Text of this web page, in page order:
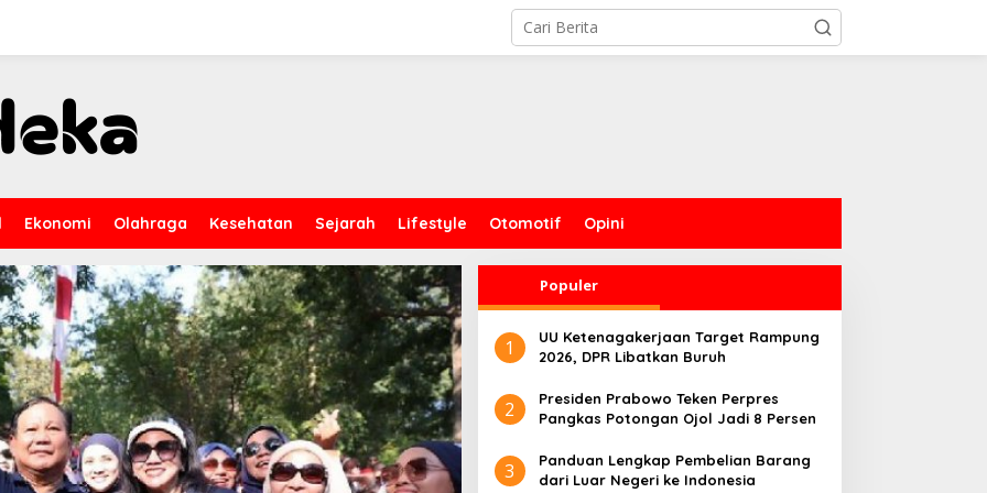
Ekonomi Olahraga Kesehatan Sejarah Lifestyle Otomotif Opini
Populer
1
UU Ketenagakerjaan Target Rampung
2026, DPR Libatkan Buruh
2
Presiden Prabowo Teken Perpres
Pangkas Potongan Ojol Jadi 8 Persen
3
Panduan Lengkap Pembelian Barang
dari Luar Negeri ke Indonesia